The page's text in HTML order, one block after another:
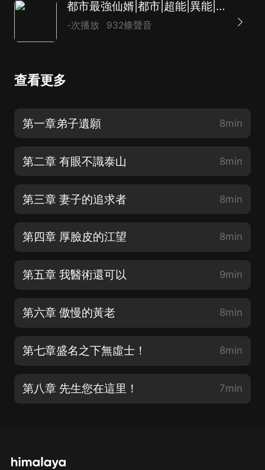
都市最強仙婿|都市|超能|異能|AI多播
-次播放 932條聲音
查看更多
第一章弟子遺願 8min
第二章 有眼不識泰山 8min
第三章 妻子的追求者 8min
第四章 厚臉皮的江望 8min
第五章 我醫術還可以 9min
第六章 傲慢的黃老 8min
第七章盛名之下無虛士！ 8min
第八章 先生您在這里！ 7min